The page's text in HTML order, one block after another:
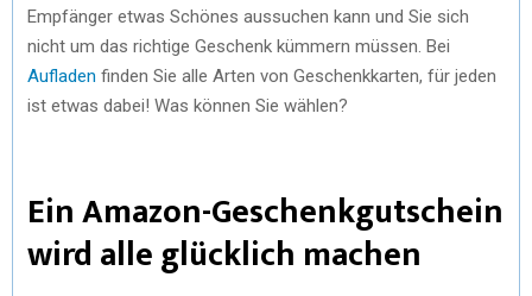
Empfänger etwas Schönes aussuchen kann und Sie sich
nicht um das richtige Geschenk kümmern müssen. Bei
Aufladen finden Sie alle Arten von Geschenkkarten, für jeden
ist etwas dabei! Was können Sie wählen?
Ein Amazon-Geschenkgutschein
wird alle glücklich machen